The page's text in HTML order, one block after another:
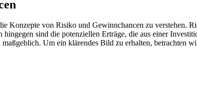
Konzepte von Risiko und Gewinnchancen zu verstehen.
sind die potenziellen Erträge, die aus einer
Um ein klärendes Bild zu erhalten, betrachten